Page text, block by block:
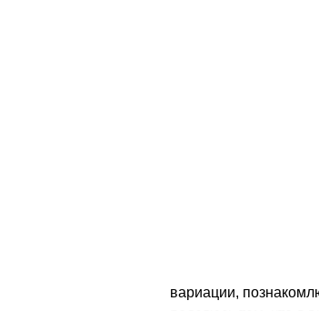
вариации,